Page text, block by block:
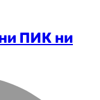
ни ПИК ни